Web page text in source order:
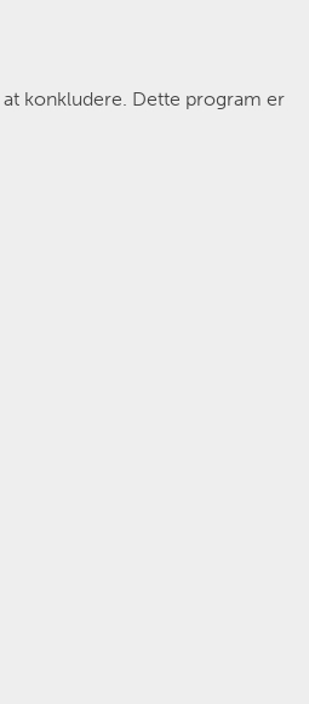
konkludere. Dette program er